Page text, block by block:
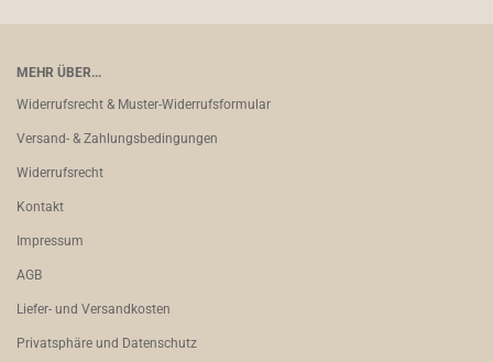
MEHR ÜBER...
Widerrufsrecht & Muster-Widerrufsformular
Versand- & Zahlungsbedingungen
Widerrufsrecht
Kontakt
Impressum
AGB
Liefer- und Versandkosten
Privatsphäre und Datenschutz